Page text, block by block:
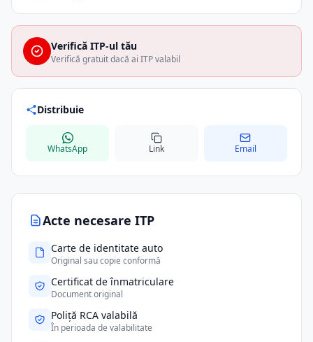
Acte necesare ITP
Carte de identitate auto
Original sau copie conformă
Certificat de înmatriculare
Document original
Poliță RCA valabilă
În perioada de valabilitate
Verifică ITP-ul tău
Verifică gratuit dacă ai ITP valabil
Distribuie
WhatsApp Link Email